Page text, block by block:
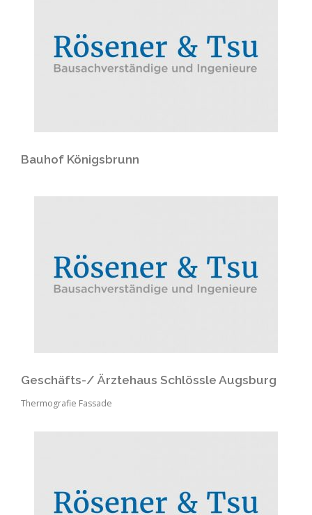
Bauhof Königsbrunn
Geschäfts-/ Ärztehaus Schlössle Augsburg
Thermografie Fassade